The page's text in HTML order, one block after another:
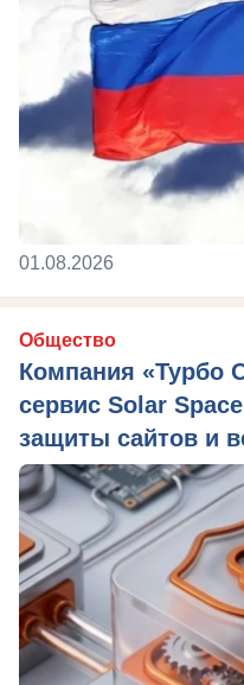
01.08.2026
Общество
Компания «Турбо
сервис Solar
защиты сайтов и